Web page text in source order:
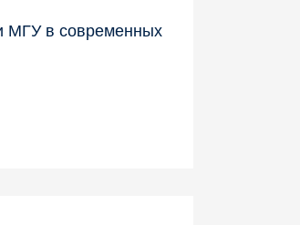
МГУ в современных